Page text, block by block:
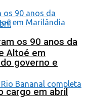
governo e
cargo em abril
os 90 anos da
Altoé em